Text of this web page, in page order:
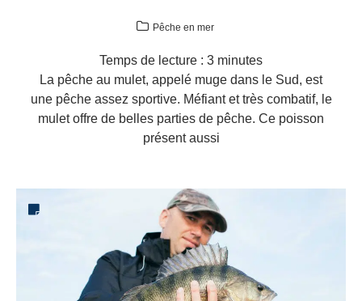
Pêche en mer
Temps de lecture : 3 minutes
La pêche au mulet, appelé muge dans le Sud, est
une pêche assez sportive. Méfiant et très combatif, le
mulet offre de belles parties de pêche. Ce poisson
présent aussi